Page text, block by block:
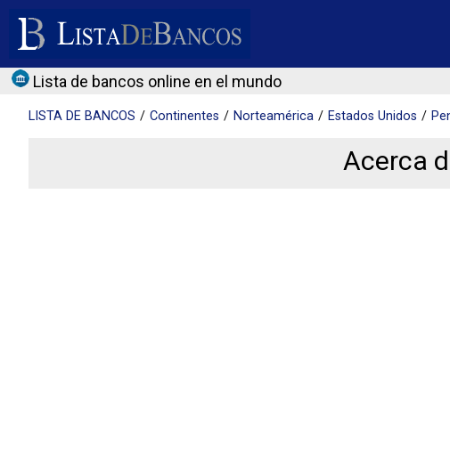
Lista de bancos online en el mundo
LISTA DE BANCOS Continentes Norteamérica Estados Unidos
Acerca